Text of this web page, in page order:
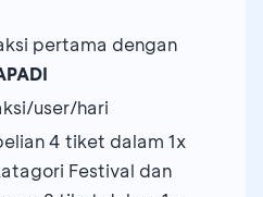
pertama dengan
user/hari
4 tiket dalam 1x
Festival dan